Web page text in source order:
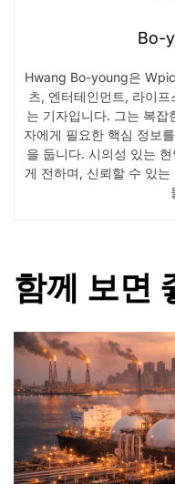
Bo-
Hwang Bo-young은
츠, 엔터테인먼트, 라이
는 기자입니다. 그는 복잡
자에게 필요한 핵심 정보
을 둡니다. 시의성 있는
게 전하며, 신뢰할 수 있
함께 보면